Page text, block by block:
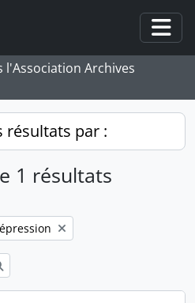
l'Association Archives
résultats par :
1 résultats
filter: